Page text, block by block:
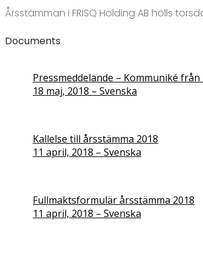
Årsstämman i FRISQ Holding AB hölls
Documents
Pressmeddelande – Kommuniké från
18 maj, 2018 – Svenska
Kallelse till årsstämma 2018
11 april, 2018 – Svenska
Fullmaktsformulär årsstämma 2018
11 april, 2018 – Svenska